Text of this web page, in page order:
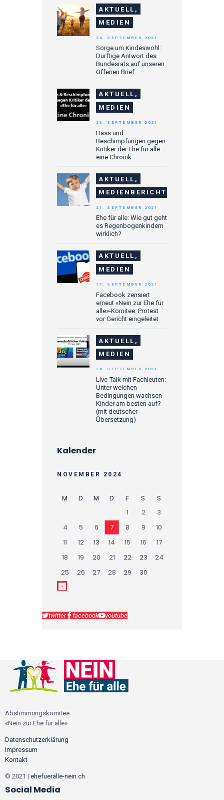
AKTUELL,
MEDIEN
Sorge um Kindeswohl:
Dürftige Antwort des
Bundesrats auf unseren
Offenen Brief
24. SEPTEMBER 2021
AKTUELL,
MEDIEN
Hass und
Beschimpfungen gegen
Kritiker der Ehe für alle –
eine Chronik
23. SEPTEMBER 2021
AKTUELL,
MEDIENBERICHTE
Ehe für alle: Wie gut geht
es Regenbogenkindern
wirklich?
21. SEPTEMBER 2021
AKTUELL,
MEDIEN
Facebook zensiert
erneut «Nein zur Ehe für
alle»-Komitee: Protest
vor Gericht eingeleitet
17. SEPTEMBER 2021
AKTUELL,
MEDIEN
Live-Talk mit Fachleuten:
Unter welchen
Bedingungen wachsen
Kinder am besten auf?
(mit deutscher
Übersetzung)
16. SEPTEMBER 2021
Kalender
NOVEMBER 2024
M D M D F S
S
1
2
3
4
5 6 7 8 9
10
11
12 13 14 15 16
17
18
19 20 21 22 23
24
25
26 27 28 29 30
twitter facebook youtube
Abstimmungskomitee
«Nein zur Ehe für alle»
Datenschutzerklärung
Impressum
Kontakt
© 2021 | ehefueralle-nein.ch
Social Media